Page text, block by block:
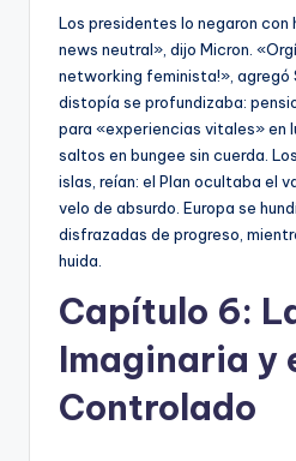
Los presidentes lo negaron con
news neutral», dijo Micron.
networking feminista!», agregó
distopía se profundizaba:
para «experiencias vitales» en
saltos en bungee sin cuerda.
islas, reían: el Plan ocultaba el
velo de absurdo. Europa se
disfrazadas de progreso,
huida.
Capítulo 6:
Imaginaria y
Controlado